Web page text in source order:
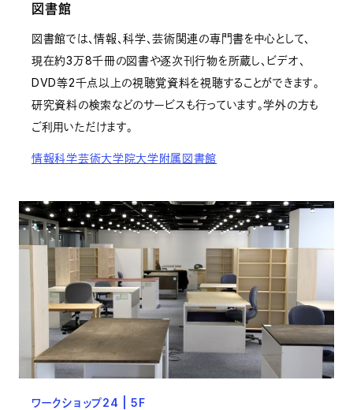
図書館
図書館では、情報、科学、芸術関連の専門書を中心として、
現在約3万8千冊の図書や逐次刊行物を所蔵し、ビデオ、
DVD等2千点以上の視聴覚資料を視聴することができます。
研究資料の検索などのサービスも行っています。学外の方も
ご利用いただけます。
情報科学芸術大学院大学附属図書館
ワークショップ24 | 5F